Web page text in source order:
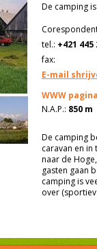
De camping
tel.: +421 445
fax:
E-mail
WWW
N.A.P.: 850 m
De camping
caravan en
naar de
gasten gaan
camping is
over